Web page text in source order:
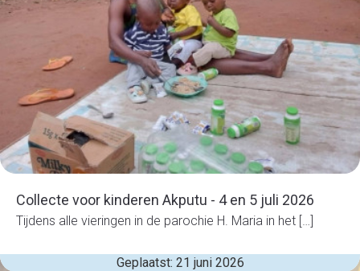
Collecte voor kinderen Akputu - 4 en 5 juli 2026
Tijdens alle vieringen in de parochie H. Maria in het […]
Geplaatst: 21 juni 2026